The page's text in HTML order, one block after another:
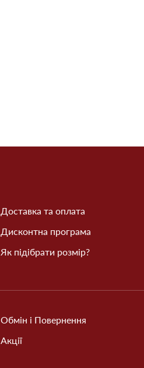
Доставка та оплата
Дисконтна програма
Як підібрати розмір?
Обмін і Повернення
Акції